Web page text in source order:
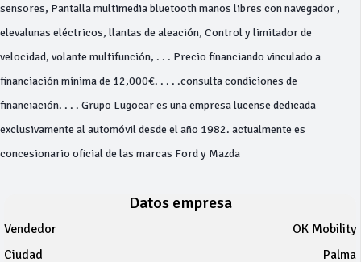
sensores, Pantalla multimedia bluetooth manos libres con navegador ,
elevalunas eléctricos, llantas de aleación, Control y limitador de
velocidad, volante multifunción, . . . Precio financiando vinculado a
financiación mínima de 12,000€. . . . .consulta condiciones de
financiación. . . . Grupo Lugocar es una empresa lucense dedicada
exclusivamente al automóvil desde el año 1982. actualmente es
concesionario oficial de las marcas Ford y Mazda
Datos empresa
Vendedor
OK Mobility
Ciudad
Palma